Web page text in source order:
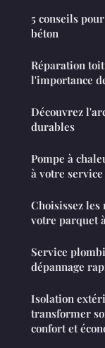
5 conseils
béton
Réparation
l'importance
Découvrez
durables
Pompe à
à votre service
Choisissez
votre parquet
Service
dépannage
Isolation
transformer
confort et